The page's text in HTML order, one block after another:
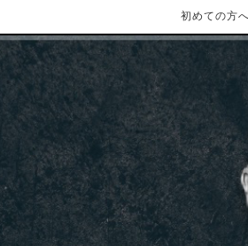
初めての方へ